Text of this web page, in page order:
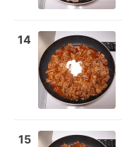
14
15